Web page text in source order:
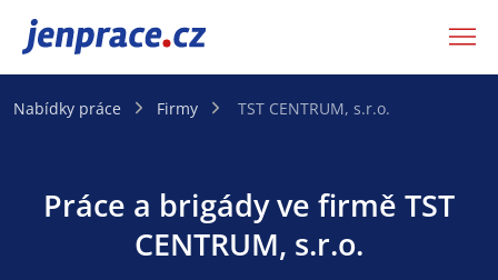
JenPráce.cz
Nabídky práce Firmy TST CENTRUM, s.r.o.
Práce a brigády ve firmě TST
CENTRUM, s.r.o.